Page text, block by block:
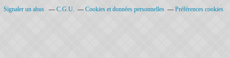
Signaler un abus C.G.U. Cookies et données personnelles Préférences cookies